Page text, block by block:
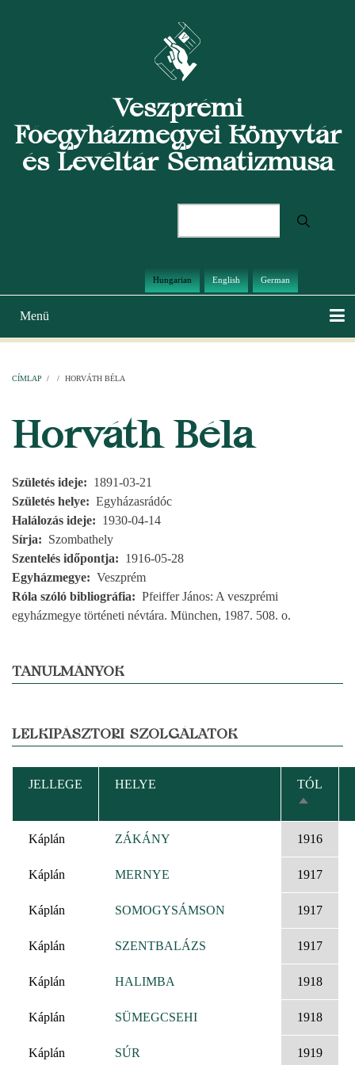
Veszprémi
Főegyházmegyei Könyvtár
és Levéltár Sematizmusa
Hungarian English German
Main
navigation
Menü
CÍMLAP / / HORVÁTH BÉLA
Horváth Béla
Születés ideje
1891-03-21
Születés helye
Egyházasrádóc
Halálozás ideje
1930-04-14
Sírja
Szombathely
Szentelés időpontja
1916-05-28
Egyházmegye
Veszprém
Róla szóló bibliográfia
Pfeiffer János: A veszprémi
egyházmegye történeti névtára. München, 1987. 508. o.
TANULMÁNYOK
LELKIPÁSZTORI SZOLGÁLATOK
JELLEGE HELYE
TÓL
Káplán
ZÁKÁNY 1916
Káplán MERNYE 1917
Káplán SOMOGYSÁMSON 1917
Káplán SZENTBALÁZS 1917
Káplán HALIMBA 1918
Káplán SÜMEGCSEHI 1918
Káplán SÚR 1919